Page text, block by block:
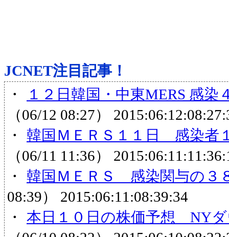
JCNET注目記事！
・
１２日韓国・中東MERS 感
（06/12 08:27）
・ 韓国ＭＥＲＳ１１日 感染者
（06/11 11:36）
・ 韓国ＭＥＲＳ 感染関与の３
08:39） 2015:06:11:08:39:34
・ 本日１０日の株価予想 NY